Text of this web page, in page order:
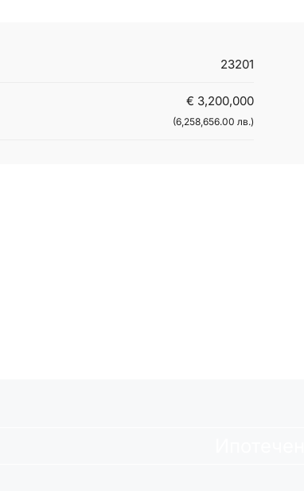
23201
€ 3,200,000
(6,258,656.00 лв.)